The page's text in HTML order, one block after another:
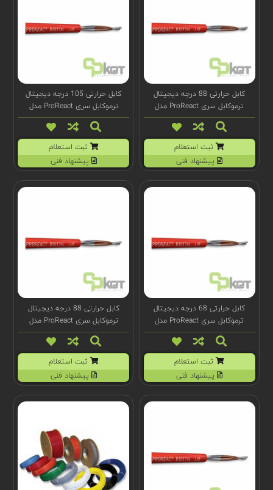
کابل حرارتی 88 درجه دیجیتال
ترموکابل سری ProReact مدل
F1080
ثبت استعلام
پیشنهاد فنی
کابل حرارتی 105 درجه دیجیتال
ترموکابل سری ProReact مدل
F1077
ثبت استعلام
پیشنهاد فنی
کابل حرارتی 68 درجه دیجیتال
ترموکابل سری ProReact مدل
F1078
ثبت استعلام
پیشنهاد فنی
کابل حرارتی 88 درجه دیجیتال
ترموکابل سری ProReact مدل
F1076
ثبت استعلام
پیشنهاد فنی